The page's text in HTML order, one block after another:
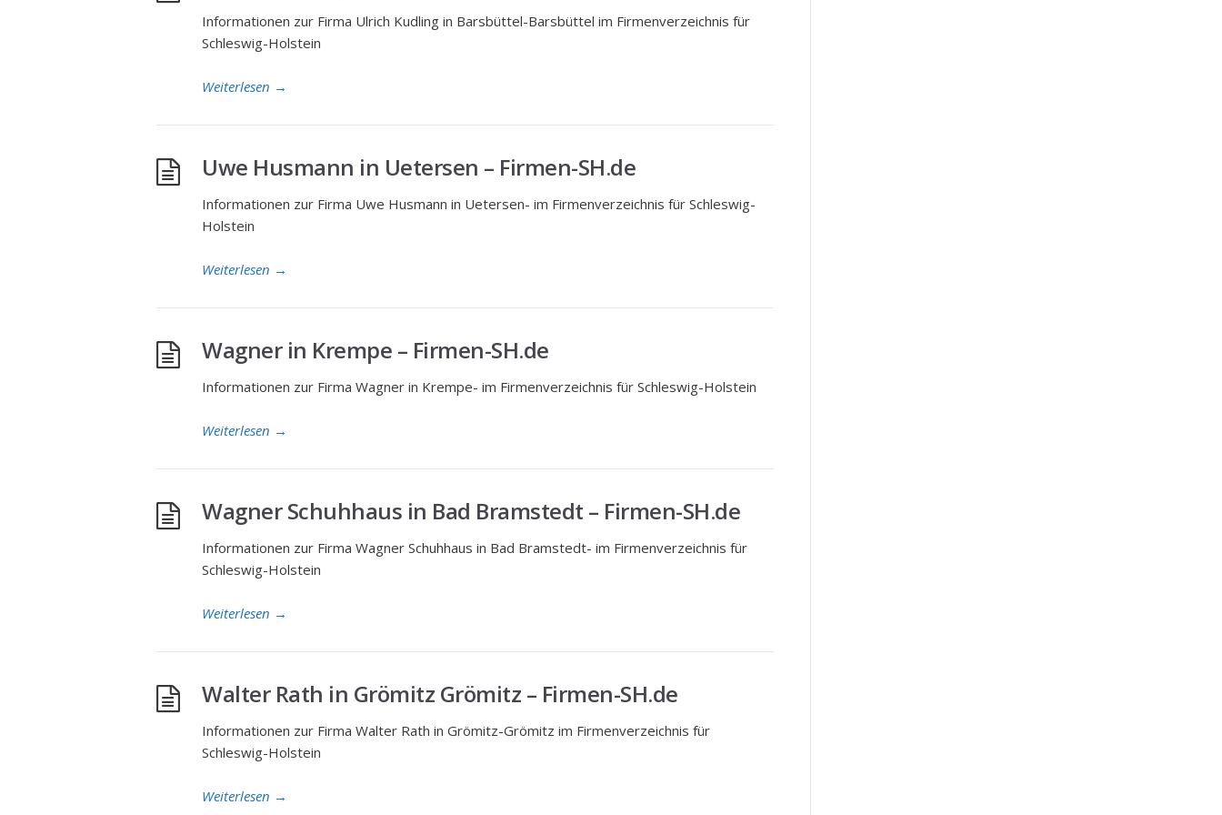
Informationen zur Firma Ulrich Kudling in Barsbüttel-Barsbüttel im Firmenverzeichnis für
Schleswig-Holstein
Weiterlesen →
Uwe Husmann in Uetersen – Firmen-SH.de
Informationen zur Firma Uwe Husmann in Uetersen- im Firmenverzeichnis für Schleswig-
Holstein
Weiterlesen →
Wagner in Krempe – Firmen-SH.de
Informationen zur Firma Wagner in Krempe- im Firmenverzeichnis für Schleswig-Holstein
Weiterlesen →
Wagner Schuhhaus in Bad Bramstedt – Firmen-SH.de
Informationen zur Firma Wagner Schuhhaus in Bad Bramstedt- im Firmenverzeichnis für
Schleswig-Holstein
Weiterlesen →
Walter Rath in Grömitz Grömitz – Firmen-SH.de
Informationen zur Firma Walter Rath in Grömitz-Grömitz im Firmenverzeichnis für
Schleswig-Holstein
Weiterlesen →